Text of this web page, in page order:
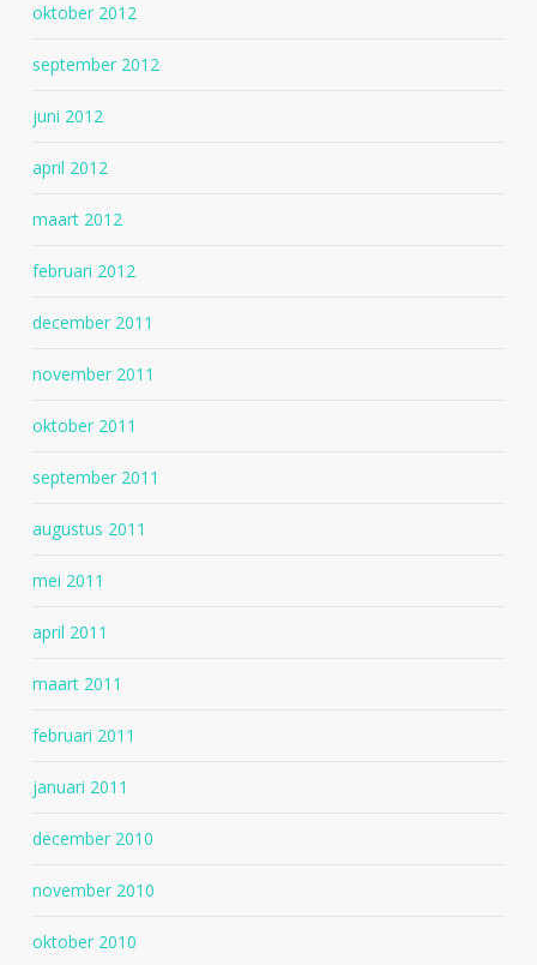
oktober 2012
september 2012
juni 2012
april 2012
maart 2012
februari 2012
december 2011
november 2011
oktober 2011
september 2011
augustus 2011
mei 2011
april 2011
maart 2011
februari 2011
januari 2011
december 2010
november 2010
oktober 2010